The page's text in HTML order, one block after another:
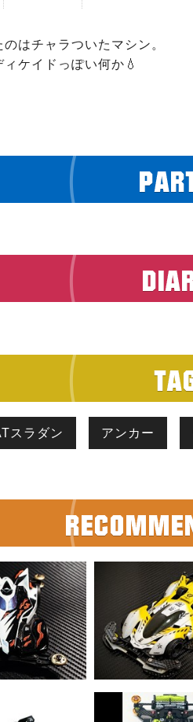
はチャラついたマシン。
ケイドっぽい何か💧
スラダン アンカー